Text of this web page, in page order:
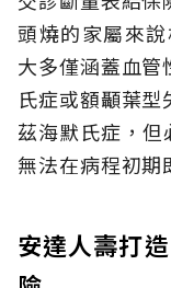
頭燒的家屬來說
大多僅涵蓋血管
氏症或額顳葉
茲海默氏症，但
無法在病程初期
安達人壽打